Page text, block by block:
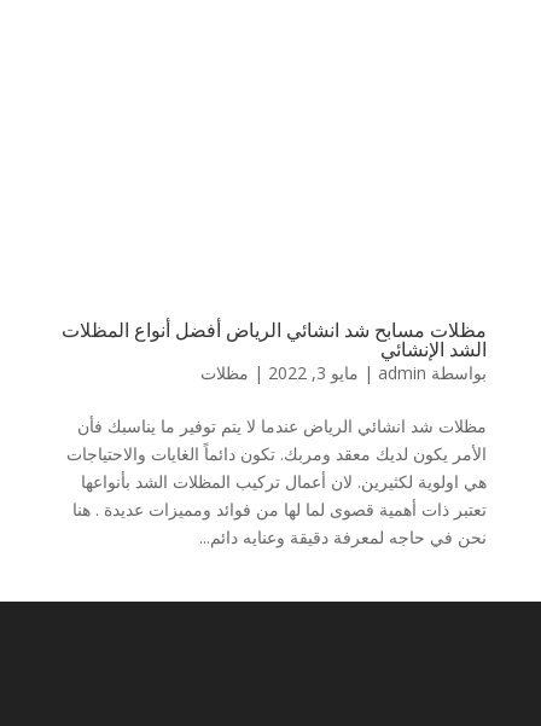
مظلات مسابح شد انشائي الرياض أفضل أنواع المظلات
الشد الإنشائي
بواسطة admin
| مايو 3, 2022 | مظلات
مظلات شد انشائي الرياض عندما لا يتم توفير ما يناسبك فأن
الأمر يكون لديك معقد ومربك. تكون دائماً الغايات والاحتياجات
هي اولوية لكثيرين. لان أعمال تركيب المظلات الشد بأنواعها
تعتبر ذات أهمية قصوى لما لها من فوائد ومميزات عديدة . هنا
نحن في حاجه لمعرفة دقيقة وعنايه دائم...